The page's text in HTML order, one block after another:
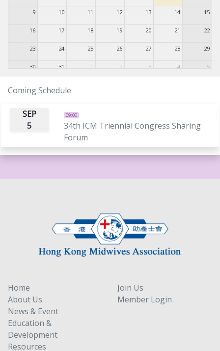
9 10 11 12 13 14 15
16 17 18 19 20 21 22
23 24 25 26 27 28 29
30 31 1 2 3 4
5
Coming Schedule
SEP
5
09:00
34th ICM Triennial Congress Sharing
Forum
Home
About Us
News & Event
Education &
Development
Resources
Join Us
Member Login